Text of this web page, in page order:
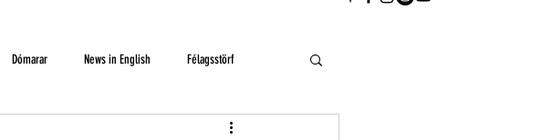
Dómarar News in English Félagsstörf